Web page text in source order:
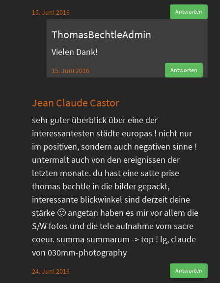
15. Juni 2016 Antworten
ThomasBechtleAdmin
Vielen Dank!
15. Juni 2016 Antworten
Jean Claude Castor
sehr guter überblick über eine der
interessantesten städte europas ! nicht nur
im positiven, sondern auch negativen sinne !
untermalt auch von den ereignissen der
letzten monate. du hast eine satte prise
thomas bechtle in die bilder gepackt,
interessante blickwinkel sind derzeit deine
stärke 🙂 angetan haben es mir vor allem die
S/W fotos und die tele aufnahme vom sacre
coeur. summa summarum -> top ! lg, claude
von 030mm-photography
24. Juni 2016 Antworten